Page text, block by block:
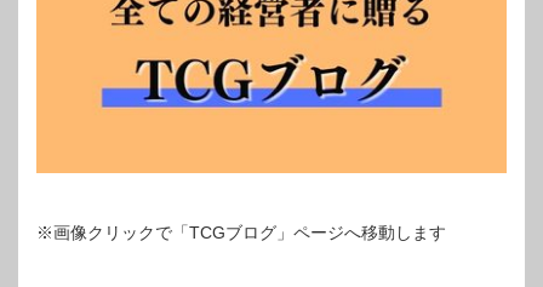
※画像クリックで「TCGブログ」ページへ移動します